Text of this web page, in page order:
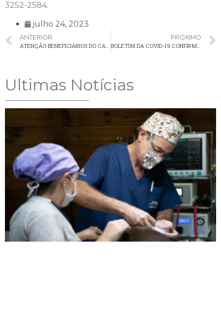
3252-2584.
julho 24, 2023
ANTERIOR
ATENÇÃO BENEFICIÁRIOS DO CARTÃO COMIDA BOA
PRÓXIMO
BOLETIM DA COVID-19 CONFIRMA 1 NOVO CASO EM PALMEIRA NA ÚLTIMA SEMANA
Ultimas Notícias